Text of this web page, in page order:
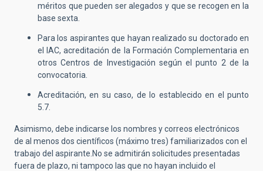
méritos que pueden ser alegados y que se recogen en la
base sexta.
Para los aspirantes que hayan realizado su doctorado en
el IAC, acreditación de la Formación Complementaria en
otros Centros de Investigación según el punto 2 de la
convocatoria.
Acreditación, en su caso, de lo establecido en el punto
5.7.
Asimismo, debe indicarse los nombres y correos electrónicos
de al menos dos científicos (máximo tres) familiarizados con el
trabajo del aspirante.No se admitirán solicitudes presentadas
fuera de plazo, ni tampoco las que no hayan incluido el